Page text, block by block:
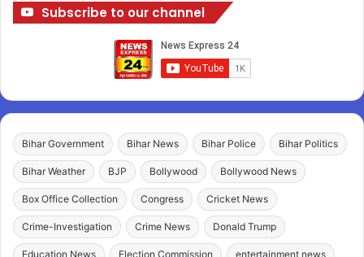
Subscribe to our channel
Bihar Government Bihar News Bihar Police Bihar Politics
Bihar Weather BJP Bollywood Bollywood News
Box Office Collection Congress Cricket News
Crime-Investigation Crime News Donald Trump
Education News Election Commission entertainment news